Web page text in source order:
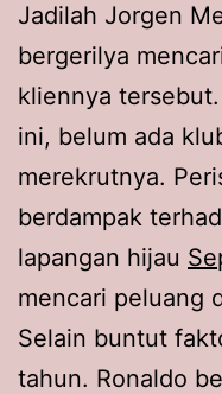
Jadilah Jorgen
bergerilya
kliennya
ini, belum ada
merekrutnya.
berdampak
lapangan hijau
mencari peluang
Selain buntut
tahun. Ronaldo